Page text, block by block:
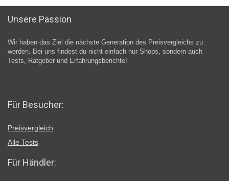
Unsere Passion
Wir haben das Ziel die nächste Generation des Preisvergleichs zu
werden. Bei uns findest du nicht einfach nur Shops, sondern auch
Tests, Ratgeber und Erfahrungsberichte!
Für Besucher:
Preisvergleich
Alle Tests
Für Händler: